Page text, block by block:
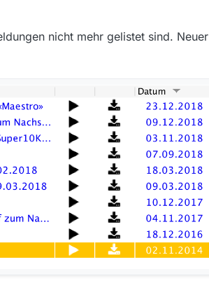
nicht mehr gelistet sind. Neuer